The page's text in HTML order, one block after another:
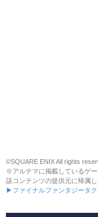
©SQUARE ENIX All rights
※アルテマに掲載しているゲ
該コンテンツの提供元に帰属
▶ファイナルファンタジータ